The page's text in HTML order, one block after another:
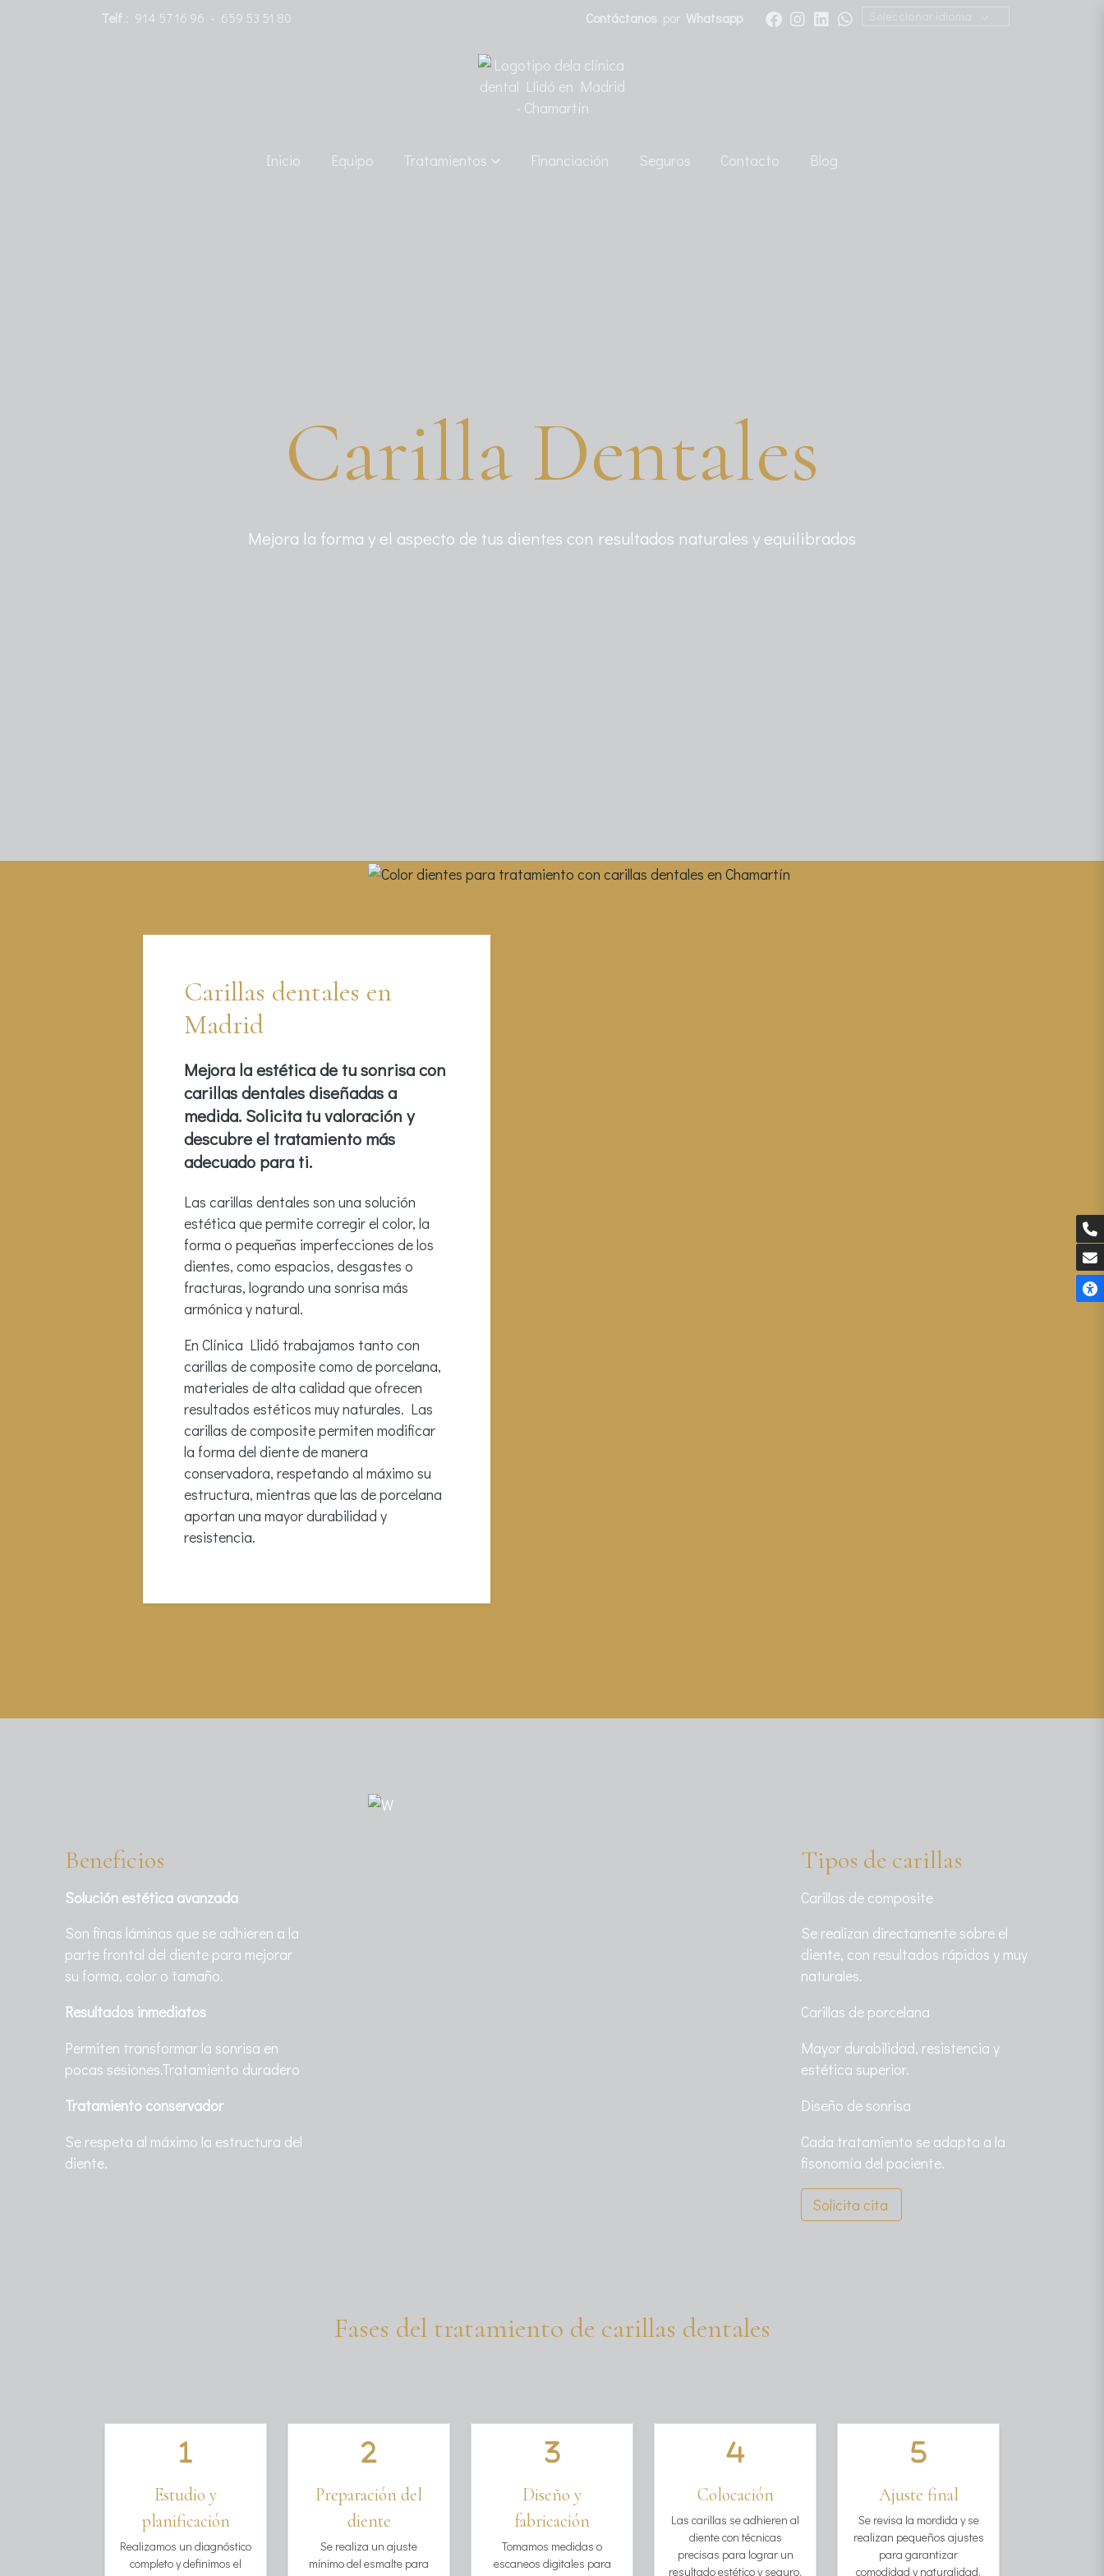
Telf.: 914 57 16 96 - 659 53 51 80 Contáctanos por Whatsapp
Inicio Equipo Tratamientos Financiación Seguros Contacto Blog
Carilla Dentales
Mejora la forma y el aspecto de tus dientes con resultados naturales y equilibrados
Carillas dentales en
Madrid
Mejora la estética de tu sonrisa con
carillas dentales diseñadas a
medida. Solicita tu valoración y
descubre el tratamiento más
adecuado para ti.
Las carillas dentales son una solución
estética que permite corregir el color, la
forma o pequeñas imperfecciones de los
dientes, como espacios, desgastes o
fracturas, logrando una sonrisa más
armónica y natural.
En Clínica Llidó trabajamos tanto con
carillas de composite como de porcelana,
materiales de alta calidad que ofrecen
resultados estéticos muy naturales. Las
carillas de composite permiten modificar
la forma del diente de manera
conservadora, respetando al máximo su
estructura, mientras que las de porcelana
aportan una mayor durabilidad y
resistencia.
Beneficios
Solución estética avanzada
Son finas láminas que se adhieren a la
parte frontal del diente para mejorar
su forma, color o tamaño.
Resultados inmediatos
Permiten transformar la sonrisa en
pocas sesiones.Tratamiento duradero
Tratamiento conservador
Se respeta al máximo la estructura del
diente.
Tipos de carillas
Carillas de composite
Se realizan directamente sobre el
diente, con resultados rápidos y muy
naturales.
Carillas de porcelana
Mayor durabilidad, resistencia y
estética superior.
Diseño de sonrisa
Cada tratamiento se adapta a la
fisonomía del paciente.
Solicita cita
Fases del tratamiento de carillas dentales
Estudio y
planificación
Realizamos un diagnóstico
completo y definimos el
Preparación del
diente
Se realiza un ajuste
mínimo del esmalte para
Diseño y
fabricación
Tomamos medidas o
escaneos digitales para
Colocación
Las carillas se adhieren al
diente con técnicas
precisas para lograr un
resultado estético y seguro.
Ajuste final
Se revisa la mordida y se
realizan pequeños ajustes
para garantizar
comodidad y naturalidad.